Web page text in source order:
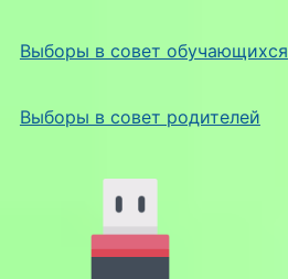
Выборы в совет обучающихся
Выборы в совет родителей